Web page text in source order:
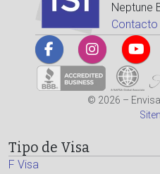
Neptune
Contacto
© 2026 –
Tipo de Visa
F Visa